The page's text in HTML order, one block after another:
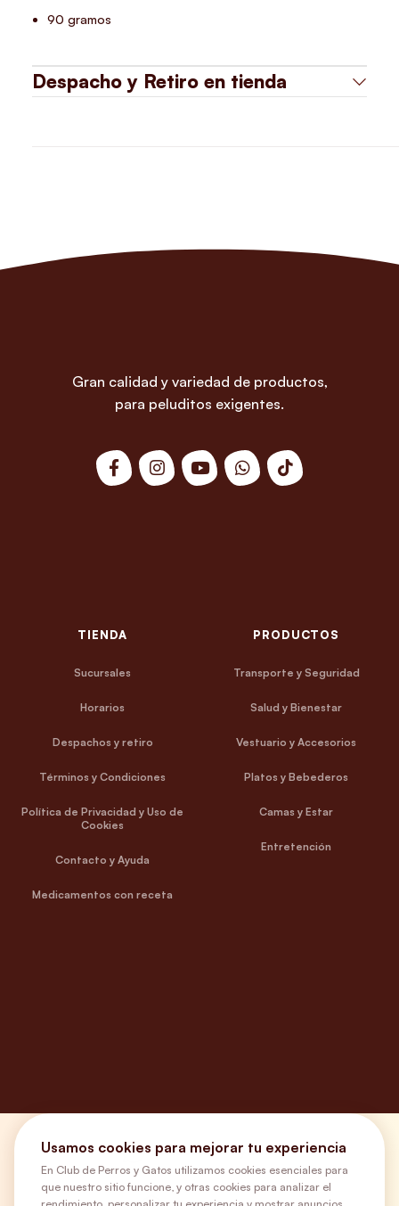
90 gramos
Despacho y Retiro en tienda
Gran calidad y variedad de productos,
para peluditos exigentes.
TIENDA
Sucursales
Horarios
Despachos y retiro
Términos y Condiciones
Política de Privacidad y Uso de
Cookies
Contacto y Ayuda
Medicamentos con receta
PRODUCTOS
Transporte y Seguridad
Salud y Bienestar
Vestuario y Accesorios
Platos y Bebederos
Camas y Estar
Entretención
¿Necesitas ayuda?
Usamos cookies para mejorar tu experiencia
En Club de Perros y Gatos utilizamos cookies esenciales para
que nuestro sitio funcione, y otras cookies para analizar el